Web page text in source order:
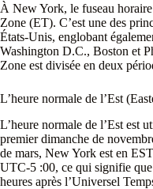
À New York, le fuseau
Zone (ET). C’est une des
États-Unis, englobant
Washington D.C., Boston et
Zone est divisée en deux
L’heure normale de l’Est
L’heure normale de l’Est est
premier dimanche de
de mars, New York est en
UTC-5 :00, ce qui signifie
heures après l’Universel